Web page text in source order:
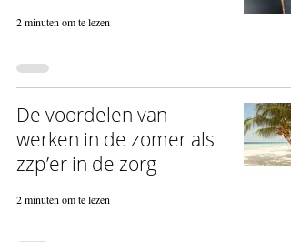
2 minuten om te lezen
De voordelen van
werken in de zomer als
zzp’er in de zorg
2 minuten om te lezen